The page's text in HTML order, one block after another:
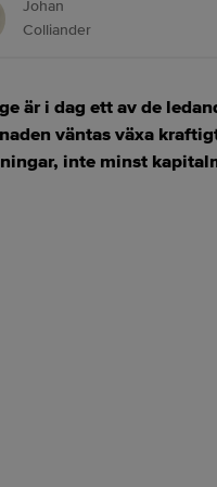
Johan
Colliander
är i dag ett av de
väntas växa
inte minst